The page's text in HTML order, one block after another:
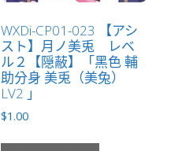
WXDi-CP01-023 【アシ
スト】月ノ美兎 レベ
ル２【隠蔽】「黑色 輔
助分身 美兎（美兔）
LV2 」
$1.00